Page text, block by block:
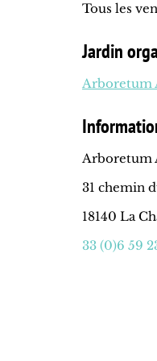
Tous les
Jardin
Arboretum
Arboretum
31 chemin
18140 La
33 (0)6 59